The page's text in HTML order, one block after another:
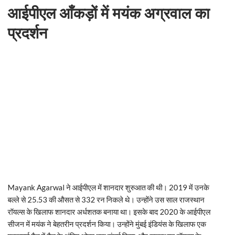
आईपीएल आँकड़ों में मयंक अग्रवाल का
प्रदर्शन
Mayank Agarwal ने आईपीएल में शानदार शुरुआत की थी। 2019 में उनके
बल्ले से 25.53 की औसत से 332 रन निकले थे। उन्होंने उस साल राजस्थान
रॉयल्स के खिलाफ शानदार अर्धशतक बनाया था। इसके बाद 2020 के आईपीएल
सीजन में मयंक ने बेहतरीन प्रदर्शन किया। उन्होंने मुंबई इंडियंस के खिलाफ एक